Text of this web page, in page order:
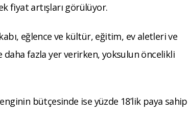
fiyat artışları görülüyor.
eğlence ve kültür, eğitim, ev aletleri ve
fazla yer verirken, yoksulun öncelikli
bütçesinde ise yüzde 18’lik paya sahip